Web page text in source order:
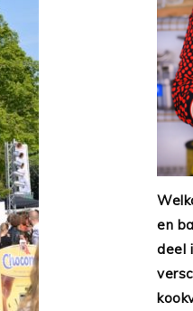
en
deel